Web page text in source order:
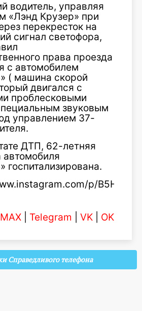
водитель, управляя
«Лэнд Крузер» при
перекресток на
сигнал светофора,
права проезда
с автомобилем
( машина скорой
двигался с
проблесковыми
звуковым
управлением 37-
ДТП, 62-летняя
госпитализирована.
p/
MAX Telegram VK OK
Справедливого телефона